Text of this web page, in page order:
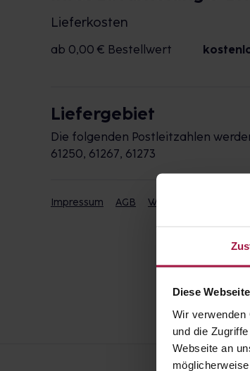
Diese
Wir verwenden
und die
Webseite an
Lieferkosten
ab 0,00 € Bestellwert
Liefergebiet
Die folgenden Postleitzahlen
61250, 61267, 61273
Impressum AGB Widerrufsbelehrung